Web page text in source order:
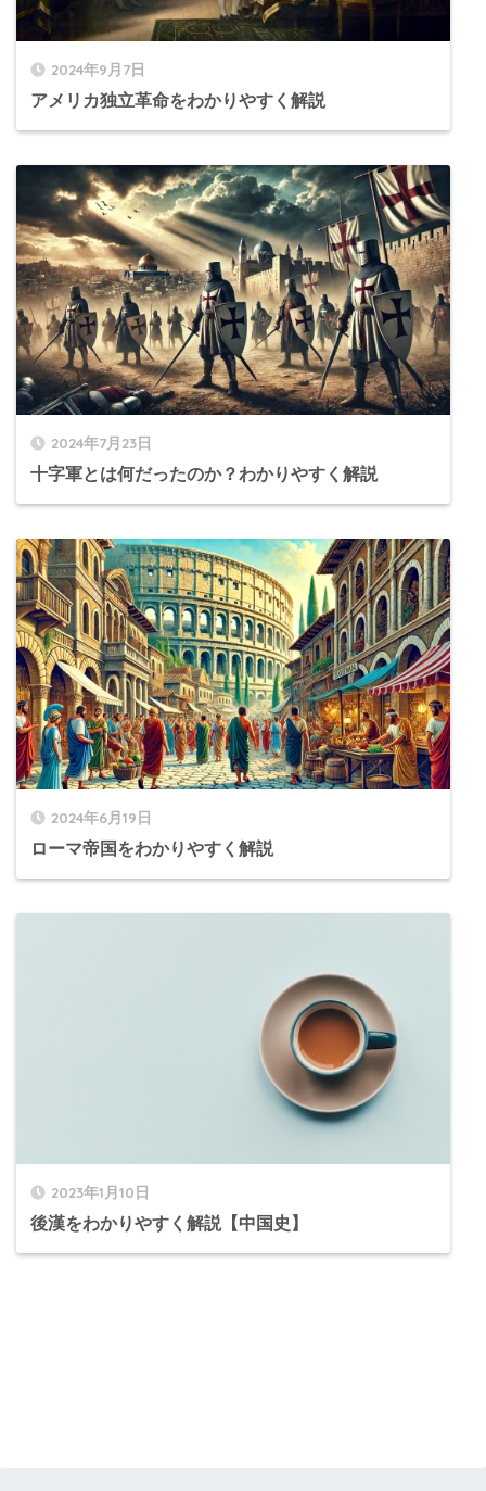
2024年9月7日
アメリカ独立革命をわかりやすく解説
2024年7月23日
十字軍とは何だったのか？わかりやすく解説
2024年6月19日
ローマ帝国をわかりやすく解説
2023年1月10日
後漢をわかりやすく解説【中国史】